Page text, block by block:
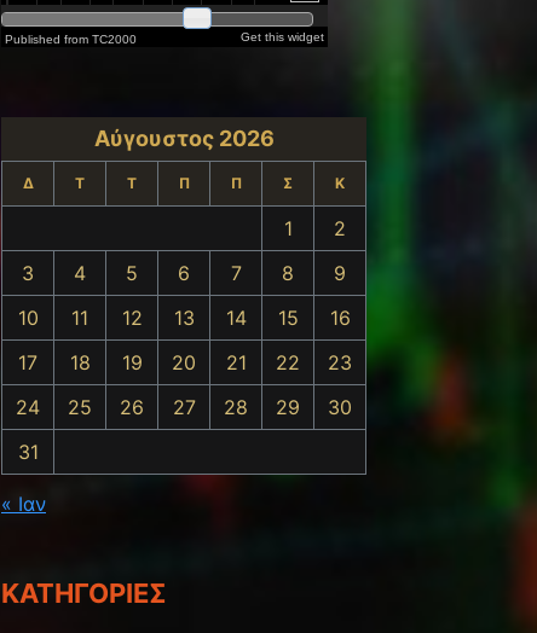
Αύγουστος 2026
Δ Τ Τ Π Π Σ Κ
1
2
3
4 5 6 7 8
9
10
11 12 13 14 15
16
17
18 19 20 21 22
23
24
25 26 27 28 29
30
31
« Ιαν
KΑΤΗΓΟΡΊΕΣ